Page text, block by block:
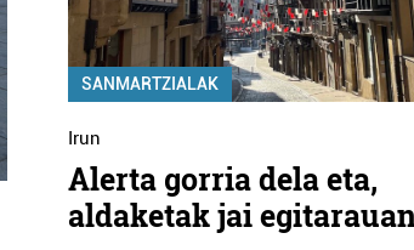
SANMARTZIALAK
Irun
Alerta gorria dela eta,
aldaketak jai